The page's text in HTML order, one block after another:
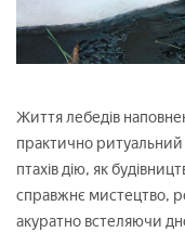
Життя лебедів
практично ритуальний
птахів дію, як
справжнє мистецтво,
акуратно встеляючи